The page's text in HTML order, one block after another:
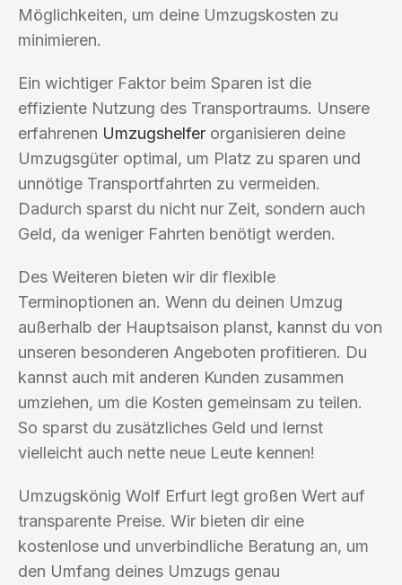
Möglichkeiten, um deine Umzugskosten zu
minimieren.
Ein wichtiger Faktor beim Sparen ist die
effiziente Nutzung des Transportraums. Unsere
erfahrenen Umzugshelfer organisieren deine
Umzugsgüter optimal, um Platz zu sparen und
unnötige Transportfahrten zu vermeiden.
Dadurch sparst du nicht nur Zeit, sondern auch
Geld, da weniger Fahrten benötigt werden.
Des Weiteren bieten wir dir flexible
Terminoptionen an. Wenn du deinen Umzug
außerhalb der Hauptsaison planst, kannst du von
unseren besonderen Angeboten profitieren. Du
kannst auch mit anderen Kunden zusammen
umziehen, um die Kosten gemeinsam zu teilen.
So sparst du zusätzliches Geld und lernst
vielleicht auch nette neue Leute kennen!
Umzugskönig Wolf Erfurt legt großen Wert auf
transparente Preise. Wir bieten dir eine
kostenlose und unverbindliche Beratung an, um
den Umfang deines Umzugs genau